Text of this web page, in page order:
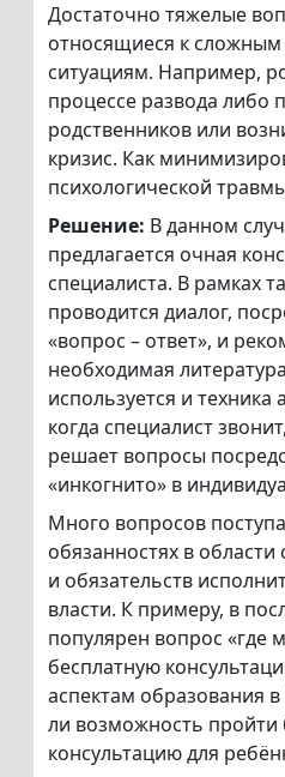
Достаточно тяжелые
относящиеся к
ситуациям. Например,
процессе развода либо
родственников или
кризис. Как
психологической
Решение: В данном
предлагается очная
специалиста. В рамках
проводится диалог,
«вопрос – ответ», и
необходимая
используется и
когда специалист
решает вопросы
«инкогнито» в
Много вопросов
обязанностях в
и обязательств
власти. К примеру, в
популярен вопрос «где
бесплатную
аспектам образования
ли возможность пройти
консультацию для